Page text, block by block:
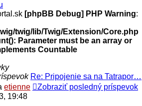
[phpBB Debug] PHP Warning:
twig/lib/Twig/Extension/Core.php
Parameter must be an array or
Countable
Re: Pripojenie sa na Tatrapor…
etienne
Zobraziť posledný príspevok
19:48